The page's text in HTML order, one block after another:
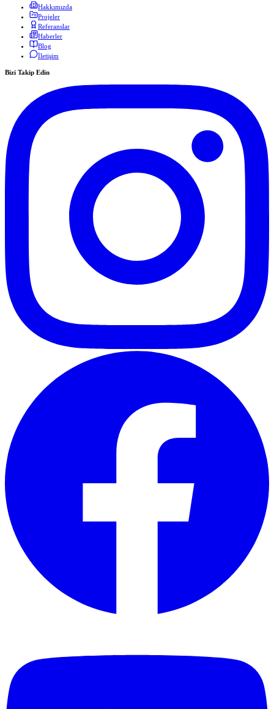
Hakkımızda
Projeler
Referanslar
Haberler
Blog
İletişim
Bizi Takip Edin